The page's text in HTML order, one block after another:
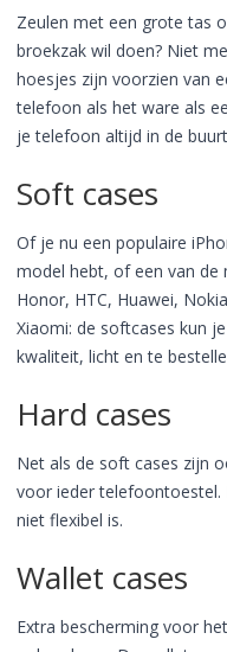
Zeulen met een grote tas
broekzak wil doen? Niet
hoesjes zijn voorzien van
telefoon als het ware als
je telefoon altijd in de
Soft cases
Of je nu een populaire
model hebt, of een van de
Honor, HTC, Huawei,
Xiaomi: de softcases kun
kwaliteit, licht en te
Hard cases
Net als de soft cases zijn
voor ieder telefoontoestel.
niet flexibel is.
Wallet cases
Extra bescherming voor